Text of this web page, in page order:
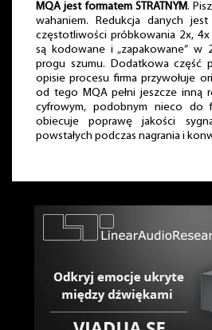
MQA jest formatem STRATNYM.
wahaniem. Redukcja danych
częstotliwości próbkowania 2x,
są kodowane i „zapakowane” w
progu szumu. Dodatkowa część
opisie procesu firma przywołuje
od tego MQA pełni jeszcze inną
cyfrowym, podobnym nieco do
obiecuje poprawę jakości
powstałych podczas nagrania i